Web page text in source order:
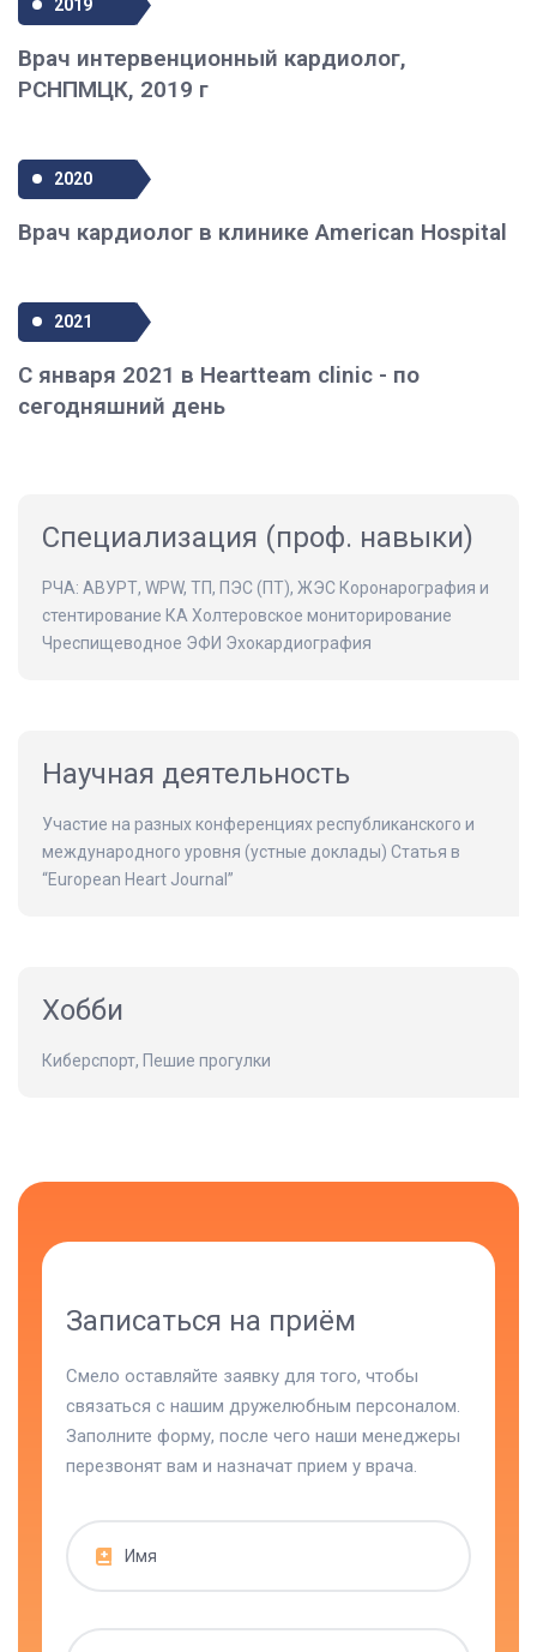
2019
Врач интервенционный кардиолог,
РСНПМЦК, 2019 г
2020
Врач кардиолог в клинике American Hospital
2021
С января 2021 в Heartteam clinic - по
сегодняшний день
Специализация (проф. навыки)
РЧА: АВУРТ, WPW, ТП, ПЭС (ПТ), ЖЭС Коронарография и
стентирование КА Холтеровское мониторирование
Чреспищеводное ЭФИ Эхокардиография
Научная деятельность
Участие на разных конференциях республиканского и
международного уровня (устные доклады) Статья в
“European Heart Journal”
Хобби
Киберспорт, Пешие прогулки
Записаться на приём
Смело оставляйте заявку для того, чтобы
связаться с нашим дружелюбным персоналом.
Заполните форму, после чего наши менеджеры
перезвонят вам и назначат прием у врача.